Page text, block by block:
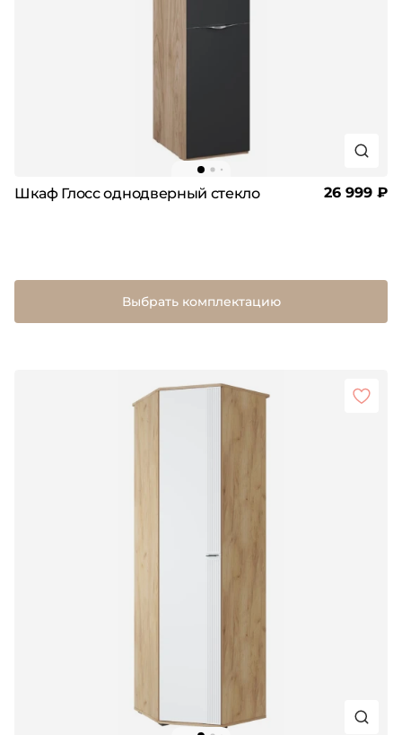
Шкаф Глосс однодверный стекло 26 999 ₽
Выбрать комплектацию